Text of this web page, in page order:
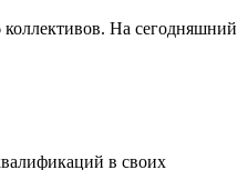
коллективов. На сегодняшний
в своих